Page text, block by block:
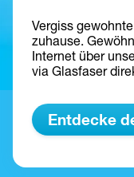
Vergiss
zuhause.
Internet über
via Glasfaser
Entdecke